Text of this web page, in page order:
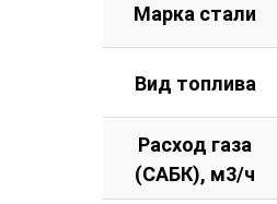
Марка стали
Вид топлива
Расход газа
(САБК), м3/ч